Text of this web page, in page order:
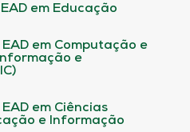
em Educação
em Computação e
e
em Ciências
e Informação